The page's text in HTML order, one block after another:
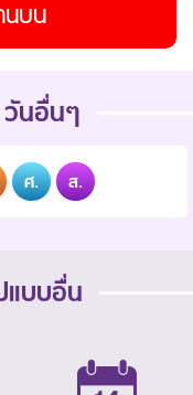
นบน
วันอื่นๆ
ศ. ส.
แบบอื่น